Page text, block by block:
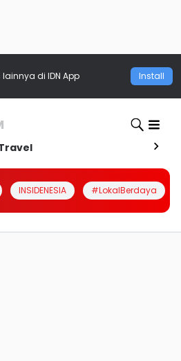
lainnya di IDN App Install
INSIDENESIA #LokalBerdaya